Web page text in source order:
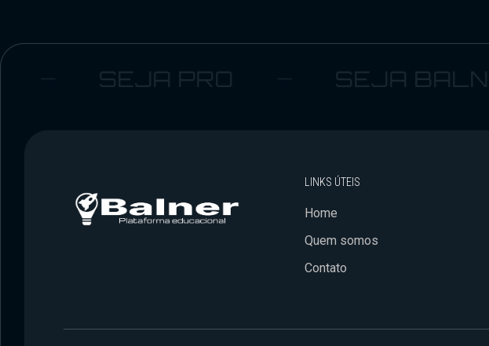
SEJA PRO SEJA BALNER
LINKS ÚTEIS
Home
Quem somos
Contato